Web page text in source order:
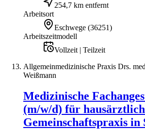
254,7 km entfernt
Arbeitsort
Eschwege (36251)
Arbeitszeitmodell
Vollzeit | Teilzeit
Allgemeinmedizinische Praxis Drs.
Weißmann
Medizinische
(m/w/d) für
Gemeinschaftspraxis in